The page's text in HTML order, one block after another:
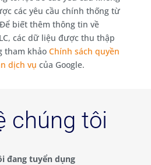
các yêu cầu chính thống từ
biết thêm thông tin về
các dữ liệu được thu thập
tham khảo Chính sách quyền
dịch vụ của Google.
chúng tôi
đang tuyển dụng